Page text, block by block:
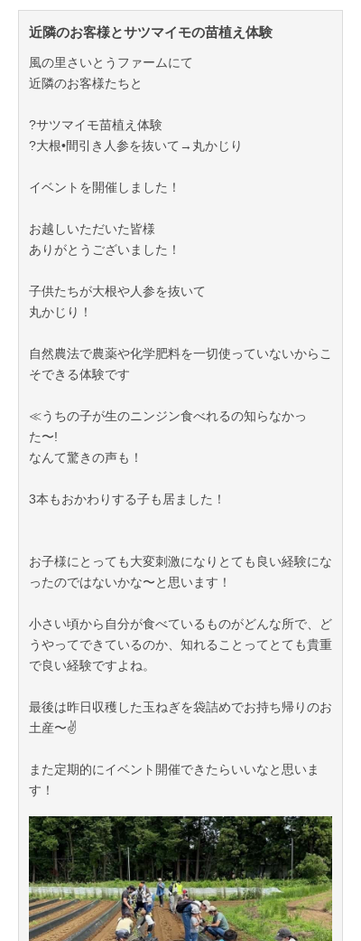
近隣のお客様とサツマイモの苗植え体験
風の里さいとうファームにて
近隣のお客様たちと
?サツマイモ苗植え体験
?大根•間引き人参を抜いて→丸かじり
イベントを開催しました！
お越しいただいた皆様
ありがとうございました！
子供たちが大根や人参を抜いて
丸かじり！
自然農法で農薬や化学肥料を一切使っていないからこ
そできる体験です
≪うちの子が生のニンジン食べれるの知らなかっ
た〜!
なんて驚きの声も！
3本もおかわりする子も居ました！
お子様にとっても大変刺激になりとても良い経験にな
ったのではないかな〜と思います！
小さい頃から自分が食べているものがどんな所で、ど
うやってできているのか、知れることってとても貴重
で良い経験ですよね。
最後は昨日収穫した玉ねぎを袋詰めでお持ち帰りのお
土産〜✌️
また定期的にイベント開催できたらいいなと思いま
す！